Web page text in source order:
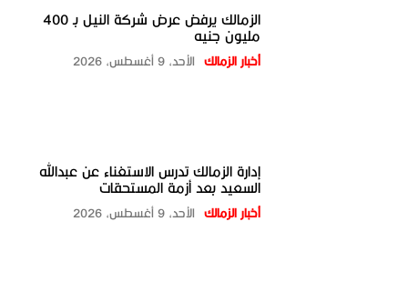
الزمالك يرفض عرض شركة النيل بـ 400
مليون جنيه
أخبار الزمالك الأحد، 9 أغسطس، 2026
إدارة الزمالك تدرس الاستغناء عن عبدالله
السعيد بعد أزمة المستحقات
أخبار الزمالك الأحد، 9 أغسطس، 2026